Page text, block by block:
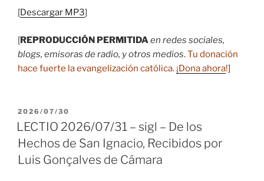
[Descargar MP3]
[REPRODUCCIÓN PERMITIDAen redes sociales,
blogs, emisoras de radio, y otros medios.Tu donación
hace fuerte la evangelización católica. ¡Dona ahora!]
PUBLICADO
EL
2026/07/30
LECTIO 2026/07/31 – sigl – De los
Hechos de San Ignacio, Recibidos por
Luis Gonçalves de Cámara